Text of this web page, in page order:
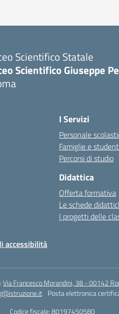
Scientifico Statale
Scientifico Giuseppe
I Servizi
Personale
Famiglie e
Percorsi di studio
Didattica
Offerta formativa
Le schede
I progetti delle
accessibilità
Via Francesco Morandini, 38 - 00142
Posta elettronica
Codice fiscale: 80197450580